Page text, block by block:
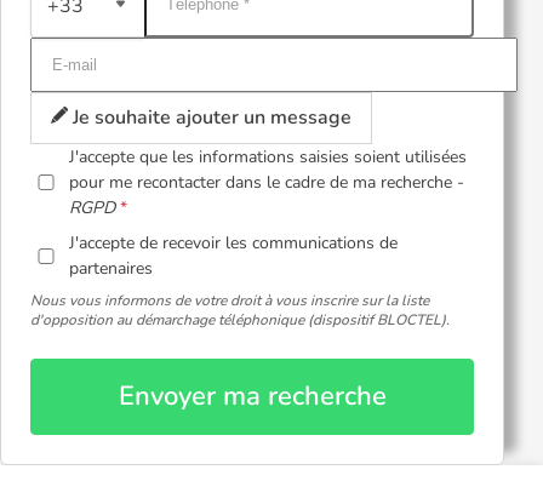
+33
Je souhaite ajouter un message
J'accepte que les informations saisies soient utilisées
pour me recontacter dans le cadre de ma recherche -
RGPD
J'accepte de recevoir les communications de
partenaires
Nous vous informons de votre droit à vous inscrire sur la liste
d'opposition au démarchage téléphonique (dispositif BLOCTEL).
Envoyer ma recherche